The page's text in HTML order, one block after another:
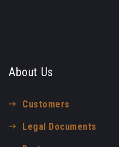
About Us
Customers
Legal Documents